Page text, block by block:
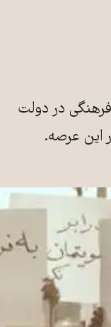
در دولت
این عرصه.